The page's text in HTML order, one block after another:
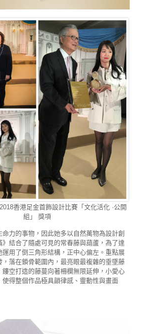
香港足金首飾設計比賽「文化活化 ·公開
組」 獎項
力的事物，因此她多以自然萬物為設計創
結合了隨處可見的常春藤與葫蘆，為了達
運用了倒三角形結構，正中心偏左。重點展
，落在鎖骨範圍內，最亮眼最複雜的垂墜藤
鏤空打造的藤蔓向著柵欄無限延伸，小愛心
使得整個作品極具韻律感、靈動性與畫面